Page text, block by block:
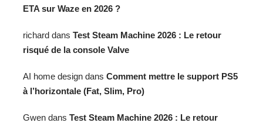
ETA sur Waze en 2026 ?
richard dans Test Steam Machine 2026 : Le retour
risqué de la console Valve
AI home design dans Comment mettre le support PS5
à l’horizontale (Fat, Slim, Pro)
Gwen dans Test Steam Machine 2026 : Le retour